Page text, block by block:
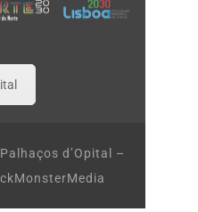
d’Opital –